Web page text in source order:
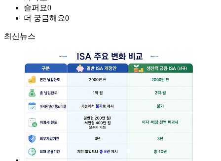
슬퍼요0
더 궁금해요0
최신뉴스